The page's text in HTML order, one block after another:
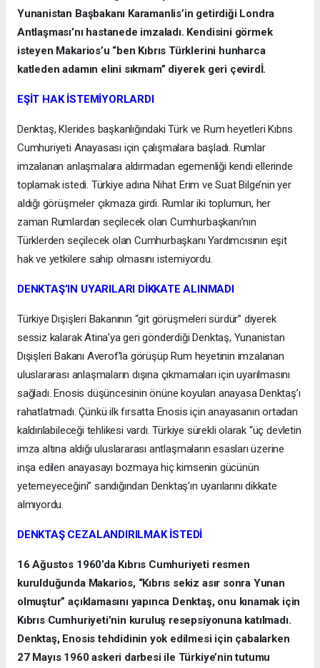
Yunanistan Başbakanı Karamanlis’in getirdiği Londra
Antlaşması’nı hastanede imzaladı. Kendisini görmek
isteyen Makarios’u “ben Kıbrıs Türklerini hunharca
katleden adamın elini sıkmam” diyerek geri çevirdİ.
EŞİT HAK İSTEMİYORLARDI
Denktaş, Klerides başkanlığındaki Türk ve Rum heyetleri Kıbrıs
Cumhuriyeti Anayasası için çalışmalara başladı. Rumlar
imzalanan anlaşmalara aldırmadan egemenliği kendi ellerinde
toplamak istedi. Türkiye adına Nihat Erim ve Suat Bilge’nin yer
aldığı görüşmeler çıkmaza girdi. Rumlar iki toplumun, her
zaman Rumlardan seçilecek olan Cumhurbaşkanı’nın
Türklerden seçilecek olan Cumhurbaşkanı Yardımcısının eşit
hak ve yetkilere sahip olmasını istemiyordu.
DENKTAŞ’IN UYARILARI DİKKATE ALINMADI
Türkiye Dışişleri Bakanının “git görüşmeleri sürdür” diyerek
sessiz kalarak Atina’ya geri gönderdiği Denktaş, Yunanistan
Dışişleri Bakanı Averof’la görüşüp Rum heyetinin imzalanan
uluslararası anlaşmaların dışına çıkmamaları için uyarılmasını
sağladı. Enosis düşüncesinin önüne koyulan anayasa Denktaş’ı
rahatlatmadı. Çünkü ilk fırsatta Enosis için anayasanın ortadan
kaldırılabileceği tehlikesi vardı. Türkiye sürekli olarak “üç devletin
imza altına aldığı uluslararası antlaşmaların esasları üzerine
inşa edilen anayasayı bozmaya hiç kimsenin gücünün
yetemeyeceğini” sandığından Denktaş’ın uyarılarını dikkate
almıyordu.
DENKTAŞ CEZALANDIRILMAK İSTEDİ
16 Ağustos 1960’da Kıbrıs Cumhuriyeti resmen
kurulduğunda Makarios, “Kıbrıs sekiz asır sonra Yunan
olmuştur” açıklamasını yapınca Denktaş, onu kınamak için
Kıbrıs Cumhuriyeti’nin kuruluş resepsiyonuna katılmadı.
Denktaş, Enosis tehdidinin yok edilmesi için çabalarken
27 Mayıs 1960 askeri darbesi ile Türkiye’nin tutumu